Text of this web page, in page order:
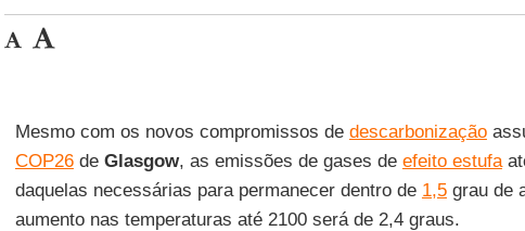
Mesmo com os novos compromissos de descarbonização
COP26de Glasgow, as emissões de gases de efeito estufa
daquelas necessárias para permanecer dentro de 1,5grau de
aumento nas temperaturas até 2100 será de 2,4 graus.